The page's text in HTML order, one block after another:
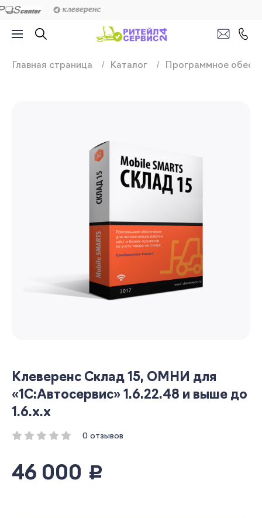
Продажа,
Главная страница Каталог Программное
Клеверенс Склад 15, ОМНИ для
«1С:Автосервис» 1.6.22.48 и выше до
1.6.x.x
0 отзывов
46 000 руб.